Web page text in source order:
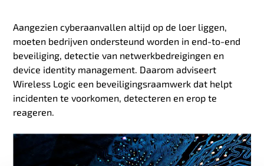
Aangezien cyberaanvallen altijd op de loer liggen,
moeten bedrijven ondersteund worden in end-to-end
beveiliging, detectie van netwerkbedreigingen en
device identity management. Daarom adviseert
Wireless Logic een beveiligingsraamwerk dat helpt
incidenten te voorkomen, detecteren en erop te
reageren.